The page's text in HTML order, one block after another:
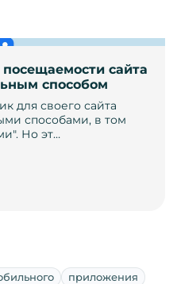
сайта
способом
для своего сайта
способами, в том
Но эт…
приложения